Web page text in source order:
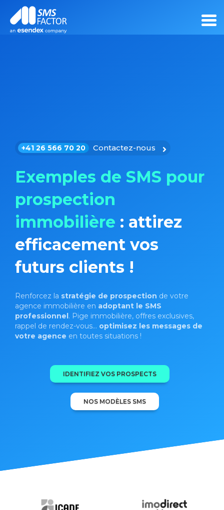
+41 26 566 70 20 Contactez-nous
Exemples de SMS pour
prospection
immobilière : attirez
efficacement vos
futurs clients !
Renforcez la stratégie de prospection de votre
agence immobilière en adoptant le SMS
professionnel. Pige immobilière, offres exclusives,
rappel de rendez-vous... optimisez les messages de
votre agence en toutes situations !
IDENTIFIEZ VOS PROSPECTS
NOS MODÈLES SMS